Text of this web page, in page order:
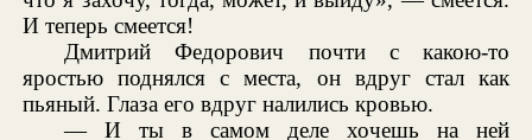
И теперь смеется!
Дмитрий Федорович почти с какою-то
яростью поднялся с места, он вдруг стал как
пьяный. Глаза его вдруг налились кровью.
— И ты в самом деле хочешь на ней